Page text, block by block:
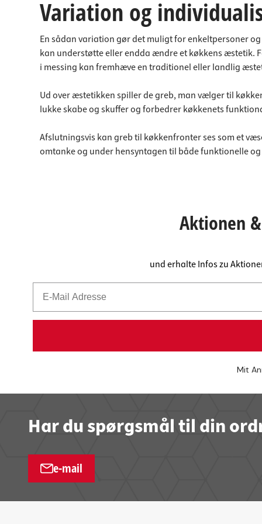
Variation og
En sådan variation gør det muligt for enkeltpersoner
kan understøtte eller endda ændre et køkkens æstetik.
i messing kan fremhæve en traditionel eller landlig
Ud over æstetikken spiller de greb, man vælger til
lukke skabe og skuffer og forbedrer køkkenets
Afslutningsvis kan greb til køkkenfronter ses som et
omtanke og under hensyntagen til både funktionelle
Aktionen
und erhalte Infos zu
Mit
Har du spørgsmål til din
e-mail